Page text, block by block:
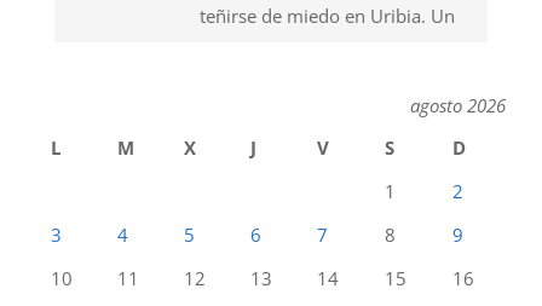
teñirse de miedo en Uribia. Un
agosto 2026
L
M X J V S
D
1
2
3
4 5 6 7 8
9
10
11 12 13 14 15
16